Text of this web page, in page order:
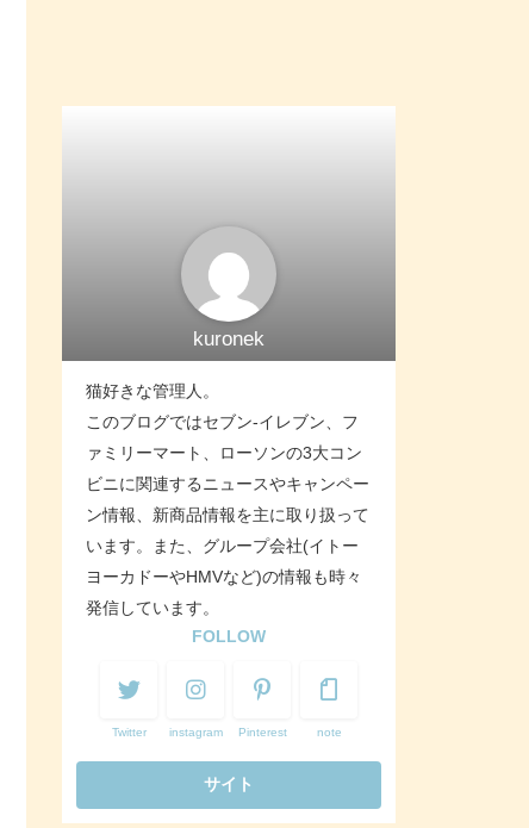
kuronek
猫好きな管理人。
このブログではセブン-イレブン、フ
ァミリーマート、ローソンの3大コン
ビニに関連するニュースやキャンペー
ン情報、新商品情報を主に取り扱って
います。また、グループ会社(イトー
ヨーカドーやHMVなど)の情報も時々
発信しています。
FOLLOW
Twitter instagram Pinterest note